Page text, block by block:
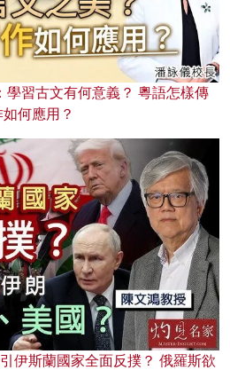
學習古文有何意義？ 粵語怎樣傳
何應用？
伊斯蘭國家全面反撲？ 俄羅斯欲